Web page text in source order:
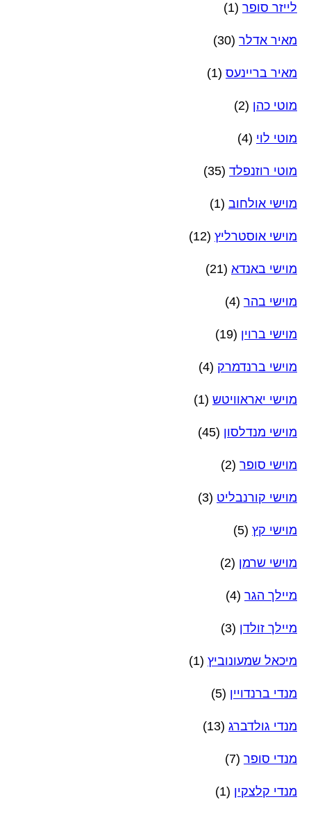
לייזר סופר (1)
מאיר אדלר (30)
מאיר בריינעס (1)
מוטי כהן (2)
מוטי לוי (4)
מוטי רוזנפלד (35)
מוישי אולחוב (1)
מוישי אוסטרליץ (12)
מוישי באנדא (21)
מוישי בהר (4)
מוישי ברוין (19)
מוישי ברנדמרק (4)
מוישי יאראוויטש (1)
מוישי מנדלסון (45)
מוישי סופר (2)
מוישי קורנבליט (3)
מוישי קץ (5)
מוישי שרמן (2)
מיילך הגר (4)
מיילך זולדן (3)
מיכאל שמעונוביץ (1)
מנדי ברנדויין (5)
מנדי גולדברג (13)
מנדי סופר (7)
מנדי קלצקין (1)